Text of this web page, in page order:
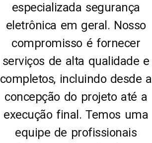
especializada segurança
eletrônica em geral. Nosso
compromisso é fornecer
serviços de alta qualidade e
completos, incluindo desde a
concepção do projeto até a
execução final. Temos uma
equipe de profissionais